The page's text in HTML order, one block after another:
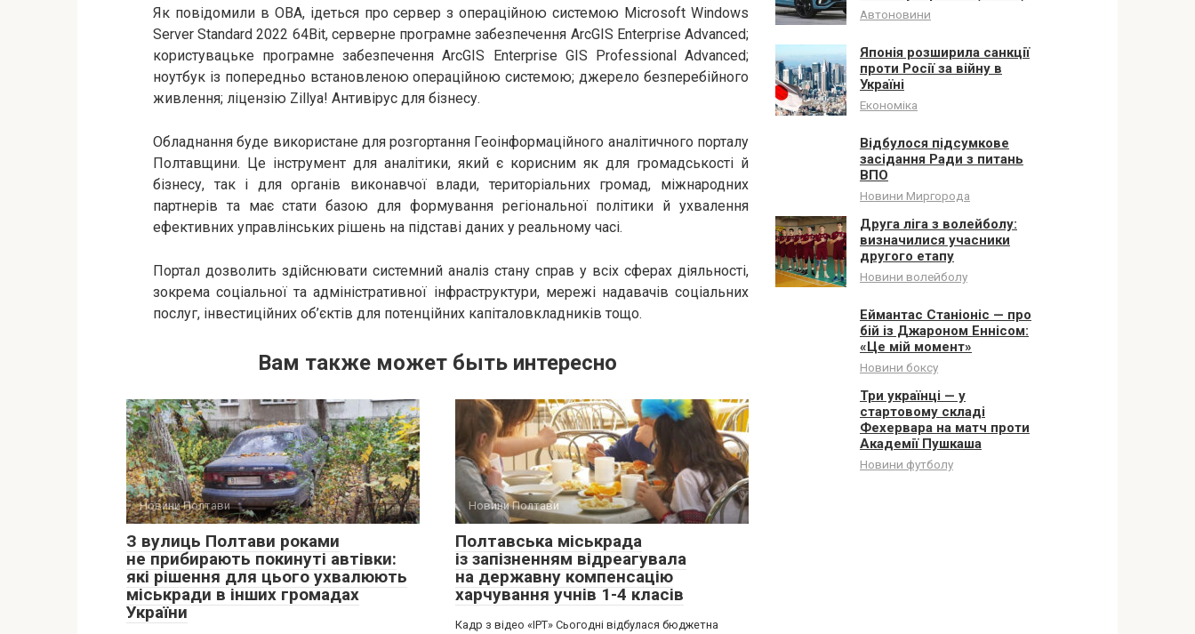
Як повідомили в ОВА, ідеться про сервер з операційною системою Microsoft Windows
Server Standard 2022 64Bit, серверне програмне забезпечення ArcGIS Enterprise Advanced;
користувацьке програмне забезпечення ArcGIS Enterprise GIS Professional Advanced;
ноутбук із попередньо встановленою операційною системою; джерело безперебійного
живлення; ліцензію Zillya! Антивірус для бізнесу.
Обладнання буде використане для розгортання Геоінформаційного аналітичного порталу
Полтавщини. Це інструмент для аналітики, який є корисним як для громадськості й
бізнесу, так і для органів виконавчої влади, територіальних громад, міжнародних
партнерів та має стати базою для формування регіональної політики й ухвалення
ефективних управлінських рішень на підставі даних у реальному часі.
Портал дозволить здійснювати системний аналіз стану справ у всіх сферах діяльності,
зокрема соціальної та адміністративної інфраструктури, мережі надавачів соціальних
послуг, інвестиційних об’єктів для потенційних капіталовкладників тощо.
Вам также может быть интересно
Новини Полтави
З вулиць Полтави роками
не прибирають покинуті автівки:
які рішення для цього ухвалюють
міськради в інших громадах
України
Новини Полтави
Полтавська міськрада
із запізненням відреагувала
на державну компенсацію
харчування учнів 1-4 класів
Кадр з відео «ІРТ» Сьогодні відбулася бюджетна
Автоновини
Японія розширила санкції
проти Росії за війну в
Україні
Економіка
Відбулося підсумкове
засідання Ради з питань
ВПО
Новини Миргорода
Друга ліга з волейболу:
визначилися учасники
другого етапу
Новини волейболу
Еймантас Станіоніс — про
бій із Джароном Еннісом:
«Це мій момент»
Новини боксу
Три українці — у
стартовому складі
Фехервара на матч проти
Академії Пушкаша
Новини футболу